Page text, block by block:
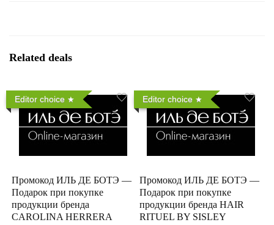
Related deals
Editor choice
Промокод ИЛЬ ДЕ БОТЭ —
Подарок при покупке
продукции бренда
CAROLINA HERRERA
Editor choice
Промокод ИЛЬ ДЕ БОТЭ —
Подарок при покупке
продукции бренда HAIR
RITUEL BY SISLEY